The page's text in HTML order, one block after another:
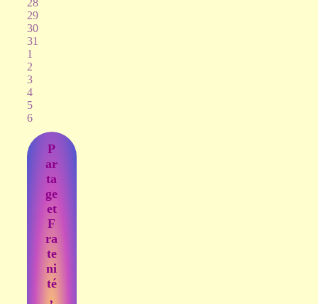
28
29
30
31
1
2
3
4
5
6
P
ar
ta
ge
et
F
ra
te
ni
té
,